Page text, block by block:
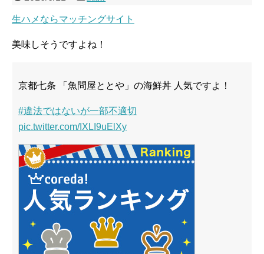
生ハメならマッチングサイト
美味しそうですよね！
京都七条 「魚問屋ととや」の海鮮丼 人気ですよ！
#違法ではないが一部不適切
pic.twitter.com/IXLI9uElXy